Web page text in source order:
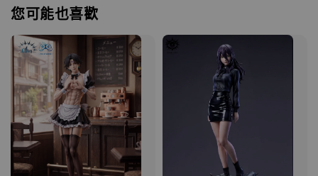
您可能也喜歡